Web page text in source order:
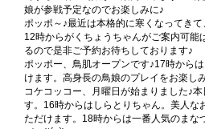
娘が参戦予定なのでお楽しみに♪
ポッポ～♪最近は本格的に寒くなってき
12時からがくちょうちゃんがご案内可能
るので是非ご予約お待ちしております♪
ポッポー、鳥肌オープンです♪17時から
けます。高身長の鳥娘のプレイをお楽し
コケコッコー、月曜日が始まりました♪
す。16時からはしらとりちゃん。美人な
ただけます。18時からは一番人気のまな